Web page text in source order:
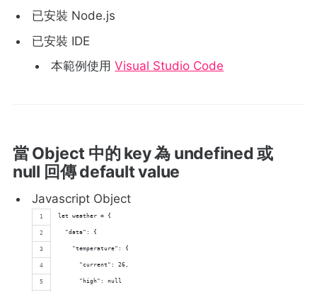
已安裝 Node.js
已安裝 IDE
本範例使用Visual Studio Code
當 Object 中的 key 為 undefined 或
null 回傳 default value
Javascript Object
let weather = {
  "data": {
    "temperature": {
      "current": 26,
      "high": null